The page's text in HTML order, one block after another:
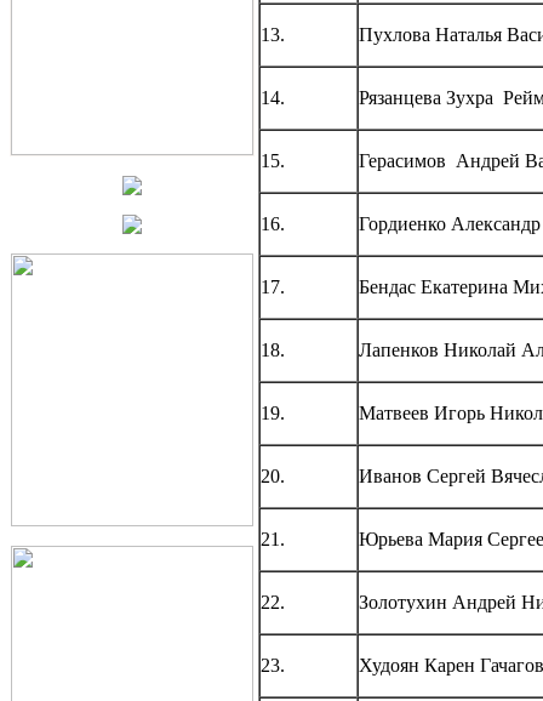
13. Пухлова Наталья
14. Рязанцева Зухра
15. Герасимов Андрей
16. Гордиенко
17. Бендас Екатерина
18. Лапенков Николай
19. Матвеев Игорь
20. Иванов Сергей
21. Юрьева Мария
22. Золотухин Андрей
23. Худоян Карен